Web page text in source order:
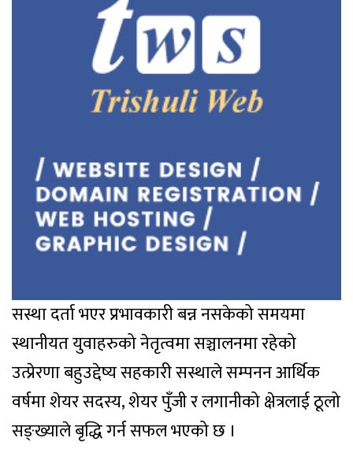
सस्था दर्ता भएर प्रभावकारी बन्न नसकेको समयमा
स्थानीयत युवाहरुको नेतृत्वमा सञ्चालनमा रहेको
उत्प्रेरणा बहुउद्देष्य सहकारी सस्थाले सम्पनन आर्थिक
वर्षमा शेयर सदस्य, शेयर पुँजी र लगानीको क्षेत्रलाई ठूलो
सङ्ख्याले बृद्धि गर्न सफल भएको छ ।